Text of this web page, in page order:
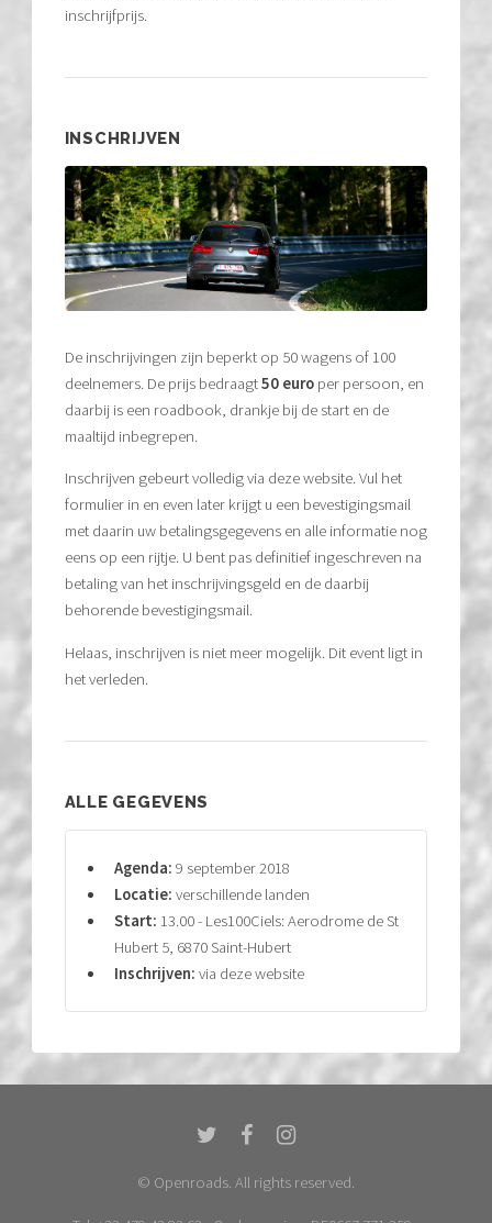
inschrijfprijs.
INSCHRIJVEN
De inschrijvingen zijn beperkt op 50 wagens of 100
deelnemers. De prijs bedraagt50 europer persoon, en
daarbij is een roadbook, drankje bij de start en de
maaltijd inbegrepen.
Inschrijven gebeurt volledig via deze website. Vul het
formulier in en even later krijgt u een bevestigingsmail
met daarin uw betalingsgegevens en alle informatie nog
eens op een rijtje. U bent pas definitief ingeschreven na
betaling van het inschrijvingsgeld en de daarbij
behorende bevestigingsmail.
Helaas, inschrijven is niet meer mogelijk. Dit event ligt in
het verleden.
ALLE GEGEVENS
Agenda: 9 september 2018
Locatie: verschillende landen
Start: 13.00 - Les100Ciels: Aerodrome de St
Hubert 5, 6870 Saint-Hubert
Inschrijven: via deze website
© Openroads. All rights reserved.